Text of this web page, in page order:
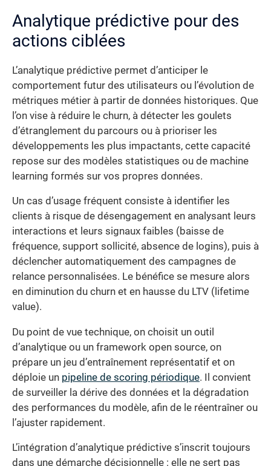
Analytique prédictive pour des
actions ciblées
L’analytique prédictive permet d’anticiper le
comportement futur des utilisateurs ou l’évolution de
métriques métier à partir de données historiques. Que
l’on vise à réduire le churn, à détecter les goulets
d’étranglement du parcours ou à prioriser les
développements les plus impactants, cette capacité
repose sur des modèles statistiques ou de machine
learning formés sur vos propres données.
Un cas d’usage fréquent consiste à identifier les
clients à risque de désengagement en analysant leurs
interactions et leurs signaux faibles (baisse de
fréquence, support sollicité, absence de logins), puis à
déclencher automatiquement des campagnes de
relance personnalisées. Le bénéfice se mesure alors
en diminution du churn et en hausse du LTV (lifetime
value).
Du point de vue technique, on choisit un outil
d’analytique ou un framework open source, on
prépare un jeu d’entraînement représentatif et on
déploie un pipeline de scoring périodique. Il convient
de surveiller la dérive des données et la dégradation
des performances du modèle, afin de le réentraîner ou
l’ajuster rapidement.
L’intégration d’analytique prédictive s’inscrit toujours
dans une démarche décisionnelle : elle ne sert pas